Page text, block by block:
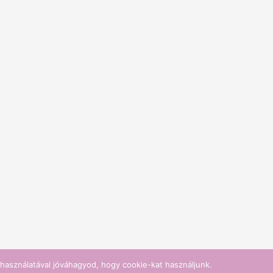
jóváhagyod, hogy cookie-kat használjunk.